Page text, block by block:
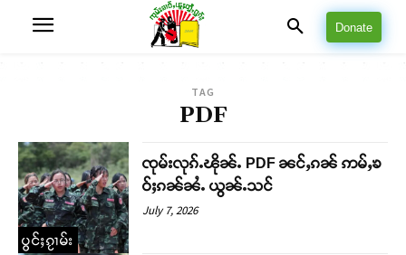
Donate
TAG
PDF
ပွင်ႈၵႂၢမ်း
ၸုမ်းလုၵ်ႉၽိုၼ်ႉ PDF ၼင်ႇၵၼ် ဢမ်ႇၶ
ဝ်ႈၵၼ်ၼႆႉ ယွၼ်ႉသင်
July 7, 2026